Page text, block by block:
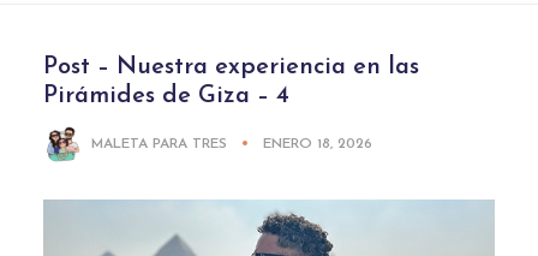
Post – Nuestra experiencia en las
Pirámides de Giza – 4
MALETA PARA TRES ENERO 18, 2026